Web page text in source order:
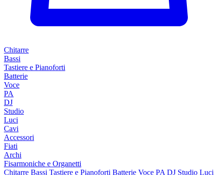
Chitarre
Bassi
Tastiere e Pianoforti
Batterie
Voce
PA
DJ
Studio
Luci
Cavi
Accessori
Fiati
Archi
Fisarmoniche e Organetti
Chitarre Bassi Tastiere e Pianoforti Batterie Voce PA DJ Studio Luci